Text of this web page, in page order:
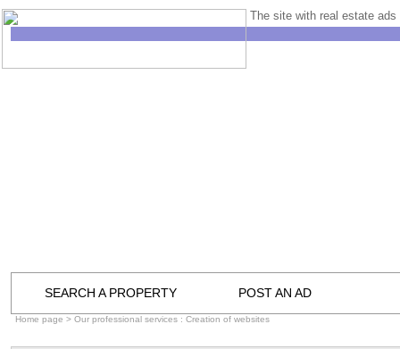
The site with real estate ads
SEARCH A PROPERTY POST AN AD
Home page > Our professional services : Creation of websites